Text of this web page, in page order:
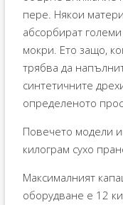
пере. Някои
абсорбират големи
мокри. Ето защо,
трябва да
синтетичните
определеното
Повечето модели
килограм сухо
Максималният
оборудване е 12